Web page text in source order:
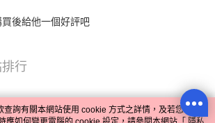
後給他一個好評吧
行
詢有關本網站使用 cookie 方式之詳情，及若您不希